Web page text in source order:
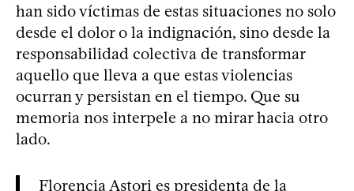
han sido víctimas de estas situaciones no solo
desde el dolor o la indignación, sino desde la
responsabilidad colectiva de transformar
aquello que lleva a que estas violencias
ocurran y persistan en el tiempo. Que su
memoria nos interpele a no mirar hacia otro
lado.
Florencia Astori es presidenta de la